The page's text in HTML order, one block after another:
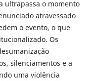
ultrapassa o momento
atravessado
o evento, o que
Os
silenciamentos e a
uma violência